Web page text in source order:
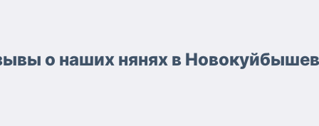
о наших нянях в